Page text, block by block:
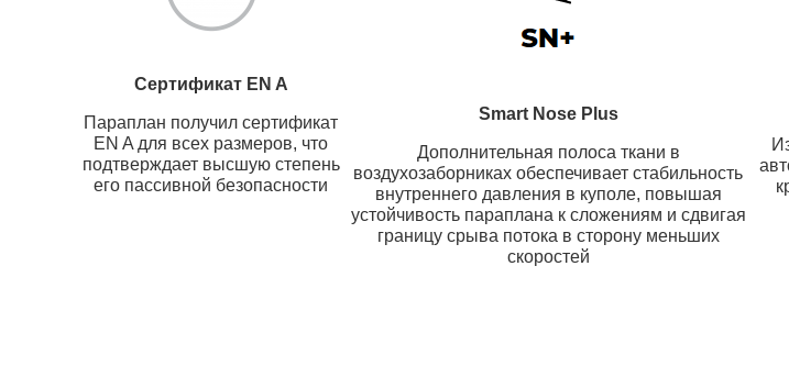
Сертификат EN A
Параплан получил сертификат
EN A для всех размеров, что
подтверждает высшую степень
его пассивной безопасности
Smart Nose Plus
Дополнительная полоса ткани в
воздухозаборниках обеспечивает стабильность
внутреннего давления в куполе, повышая
устойчивость параплана к сложениям и сдвигая
границу срыва потока в сторону меньших
скоростей